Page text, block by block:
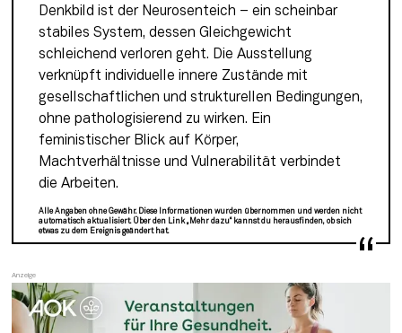
Denkbild ist der Neurosenteich – ein scheinbar
stabiles System, dessen Gleichgewicht
schleichend verloren geht. Die Ausstellung
verknüpft individuelle innere Zustände mit
gesellschaftlichen und strukturellen Bedingungen,
ohne pathologisierend zu wirken. Ein
feministischer Blick auf Körper,
Machtverhältnisse und Vulnerabilität verbindet
die Arbeiten.
Alle Angaben ohne Gewähr. Diese Informationen wurden übernommen und werden nicht
automatisch aktualisiert. Über den Link „Mehr dazu“ kannst du herausfinden, ob sich
etwas zu dem Ereignis geändert hat.